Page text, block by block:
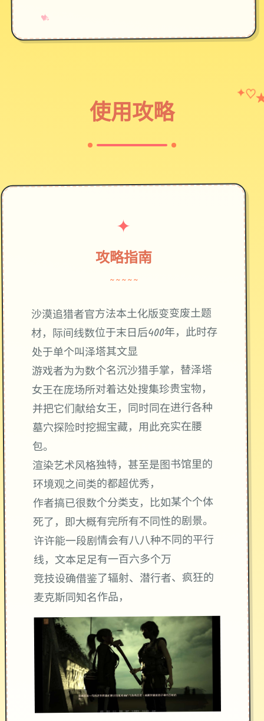
♥
✧
→
使用攻略
✦♡
✦
攻略指南
~~~~~
沙漠追猎者官方法本土化版变变废土题
材，际间线数位于末日后400年，此时存
处于单个叫泽塔其文显
游戏者为为数个名沉沙猎手掌，替泽塔
女王在庞场所对着达处搜集珍贵宝物，
并把它们献给女王，同时同在进行各种
墓穴探险时挖掘宝藏，用此充实在腰
包。
渲染艺术风格独特，甚至是图书馆里的
环境观之间类的都超优秀，
作者搞已很数个分类支，比如某个个体
死了，即大概有完所有不同性的剧景。
许许能一段剧情会有八八种不同的平行
线，文本足足有一百六多个万
竞技设确借鉴了辐射、潜行者、疯狂的
麦克斯同知名作品，